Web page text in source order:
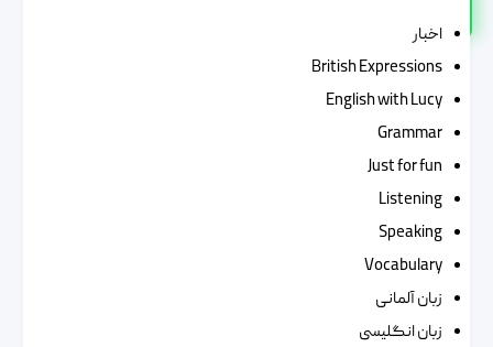
اخبار
British Expressions
English with Lucy
Grammar
Just for fun
Listening
Speaking
Vocabulary
زبان آلمانی
زبان انگلیسی